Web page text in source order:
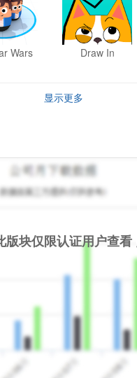
Wars Draw In
显示更多
版块仅限认证用户查看